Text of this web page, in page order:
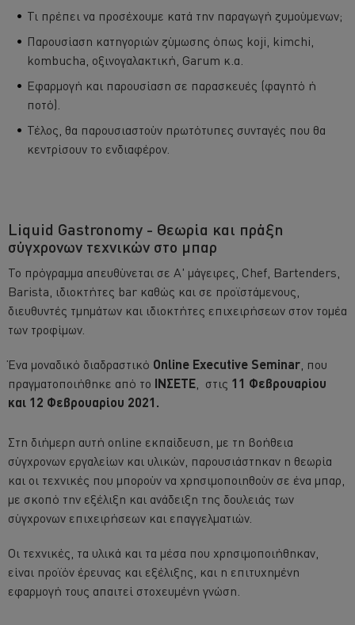
Τι πρέπει να προσέχουμε κατά την παραγωγή ζυμούμενων;
Παρουσίαση κατηγοριών ζύμωσης όπως koji, kimchi,
kombucha, οξινογαλακτική, Garum κ.α.
Εφαρμογή και παρουσίαση σε παρασκευές (φαγητό ή
ποτό).
Τέλος, θα παρουσιαστούν πρωτότυπες συνταγές που θα
κεντρίσουν το ενδιαφέρον.
Liquid Gastronomy - Θεωρία και πράξη
σύγχρονων τεχνικών στο μπαρ
Το πρόγραμμα απευθύνεται σε Α' μάγειρες, Chef, Bartenders,
Barista, ιδιοκτήτες bar καθώς και σε προϊστάμενους,
διευθυντές τμημάτων και ιδιοκτήτες επιχειρήσεων στον τομέα
των τροφίμων.
Ένα μοναδικό διαδραστικό Online Executive Seminar, που
πραγματοποιήθηκε από το ΙΝΣΕΤΕ, στις 11 Φεβρουαρίου
και 12 Φεβρουαρίου 2021.
Στη διήμερη αυτή online εκπαίδευση, με τη βοήθεια
σύγχρονων εργαλείων και υλικών, παρουσιάστηκαν η θεωρία
και οι τεχνικές που μπορούν να χρησιμοποιηθούν σε ένα μπαρ,
με σκοπό την εξέλιξη και ανάδειξη της δουλειάς των
σύγχρονων επιχειρήσεων και επαγγελματιών.
Οι τεχνικές, τα υλικά και τα μέσα που χρησιμοποιήθηκαν,
είναι προϊόν έρευνας και εξέλιξης, και η επιτυχημένη
εφαρμογή τους απαιτεί στοχευμένη γνώση.